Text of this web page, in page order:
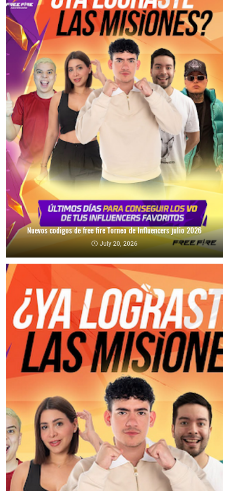
Nuevos codigos de free fire Torneo de Influencers julio 2026
July 20, 2026